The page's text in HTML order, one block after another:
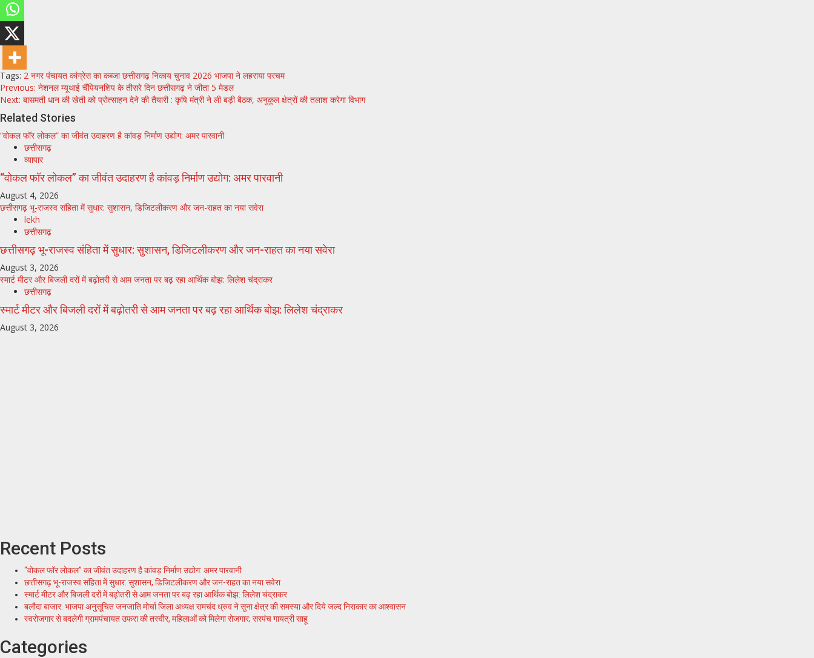
Tags: 2 नगर पंचायत कांग्रेस का कब्जा छत्तीसगढ़ निकाय चुनाव 2026 भाजपा ने लहराया परचम
Continue
Reading
Previous: नेशनल म्यूथाई चैंपियनशिप के तीसरे दिन छत्तीसगढ़ ने जीता 5 मेडल
Next: बासमती धान की खेती को प्रोत्साहन देने की तैयारी : कृषि मंत्री ने ली बड़ी बैठक, अनुकूल क्षेत्रों की तलाश करेगा विभाग
Related Stories
“वोकल फॉर लोकल” का जीवंत उदाहरण है कांवड़ निर्माण उद्योग: अमर पारवानी
छत्तीसगढ़
व्यापार
“वोकल फॉर लोकल” का जीवंत उदाहरण है कांवड़ निर्माण उद्योग: अमर पारवानी
August 4, 2026
छत्तीसगढ़ भू-राजस्व संहिता में सुधार: सुशासन, डिजिटलीकरण और जन-राहत का नया सवेरा
lekh
छत्तीसगढ़
छत्तीसगढ़ भू-राजस्व संहिता में सुधार: सुशासन, डिजिटलीकरण और जन-राहत का नया सवेरा
August 3, 2026
स्मार्ट मीटर और बिजली दरों में बढ़ोतरी से आम जनता पर बढ़ रहा आर्थिक बोझ: लिलेश चंद्राकर
छत्तीसगढ़
स्मार्ट मीटर और बिजली दरों में बढ़ोतरी से आम जनता पर बढ़ रहा आर्थिक बोझ: लिलेश चंद्राकर
August 3, 2026
Recent Posts
“वोकल फॉर लोकल” का जीवंत उदाहरण है कांवड़ निर्माण उद्योग: अमर पारवानी
छत्तीसगढ़ भू-राजस्व संहिता में सुधार: सुशासन, डिजिटलीकरण और जन-राहत का नया सवेरा
स्मार्ट मीटर और बिजली दरों में बढ़ोतरी से आम जनता पर बढ़ रहा आर्थिक बोझ: लिलेश चंद्राकर
बलौदा बाजार: भाजपा अनुसूचित जनजाति मोर्चा जिला अध्यक्ष रामचंद ध्रुव ने सुना क्षेत्र की समस्या और दिये जल्द निराकार का आश्वासन
स्वरोजगार से बदलेगी ग्रामपंचायत उफरा की तस्वीर, महिलाओं को मिलेगा रोजगार; सरपंच गायत्री साहू
Categories